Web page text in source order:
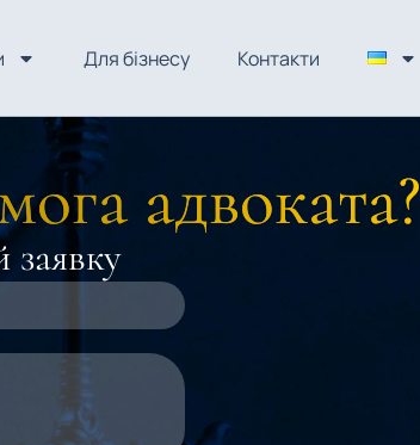
Для бізнесу Контакти
адвоката?